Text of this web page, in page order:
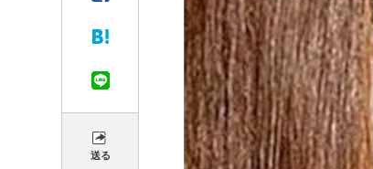
送る